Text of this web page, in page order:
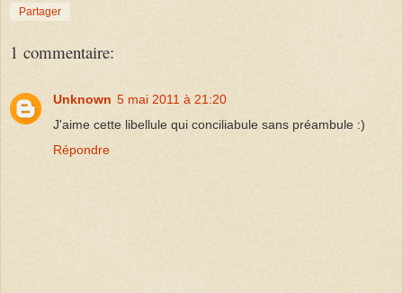
Partager
1 commentaire:
Unknown 5 mai 2011 à 21:20
J'aime cette libellule qui conciliabule sans préambule :)
Répondre